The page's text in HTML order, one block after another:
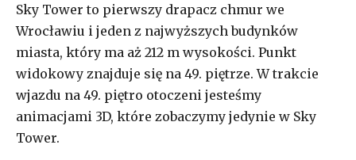
Sky Tower to pierwszy drapacz chmur we
Wrocławiu i jeden z najwyższych budynków
miasta, który ma aż 212 m wysokości. Punkt
widokowy znajduje się na 49. piętrze. W trakcie
wjazdu na 49. piętro otoczeni jesteśmy
animacjami 3D, które zobaczymy jedynie w Sky
Tower.